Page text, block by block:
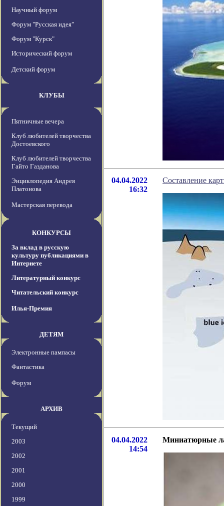
Научный форум
Форум "Русская идея"
Форум "Курск"
Исторический форум
Детский форум
КЛУБЫ
Пятничные вечера
Клуб любителей творчества
Достоевского
Клуб любителей творчества
Гайто Газданова
Энциклопедия Андрея
Платонова
Мастерская перевода
КОНКУРСЫ
За вклад в русскую
культуру публикациями в
Интернете
Литературный конкурс
Читательский конкурс
Илья-Премия
ДЕТЯМ
Электронные пампасы
Фантастика
Форум
АРХИВ
Текущий
2003
2002
2001
2000
1999
04.04.2022
16:32
Составление
04.04.2022
14:54
Миниатюрные